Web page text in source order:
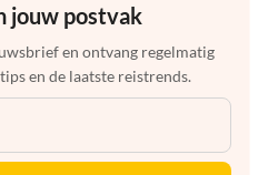
jouw postvak
en ontvang regelmatig
en de laatste reistrends.